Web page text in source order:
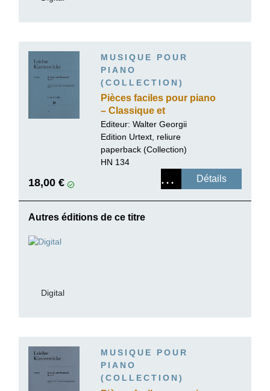
MUSIQUE POUR
PIANO
(COLLECTION)
Pièces faciles pour piano
– Classique et
Romantique, volume I
Editeur: Walter Georgii
Edition Urtext, reliure
paperback (Collection)
HN 134
18,00 € Détails
Autres éditions de ce titre
Digital
MUSIQUE POUR
PIANO
(COLLECTION)